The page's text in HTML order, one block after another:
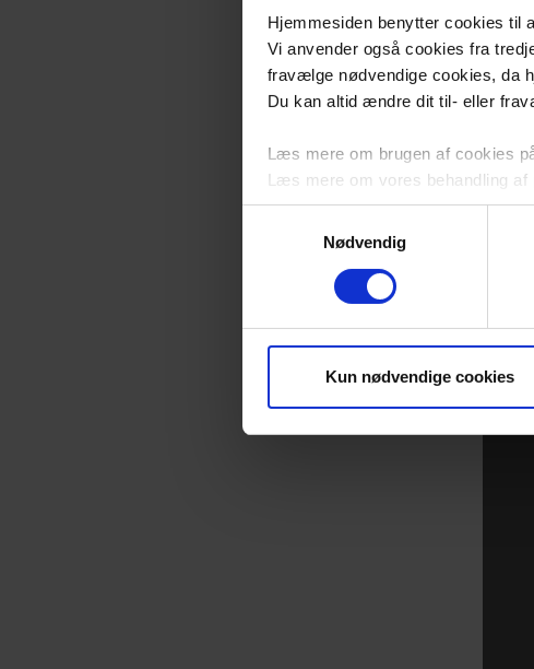
Hjemmesiden benytter cookies til
Vi anvender også cookies fra
fravælge nødvendige cookies, da
Du kan altid ændre dit til- eller
Læs mere om brugen af cookies
Læs mere om vores behandling af
Nødvendig
Kun nødvendige cookies